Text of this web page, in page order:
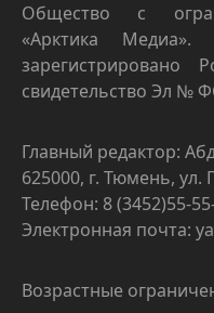
Общество с
«Арктика Медиа».
зарегистрировано
свидетельство Эл №
Главный редактор:
625000, г. Тюмень, ул.
Телефон: 8 (3452)55-
Электронная почта:
Возрастные